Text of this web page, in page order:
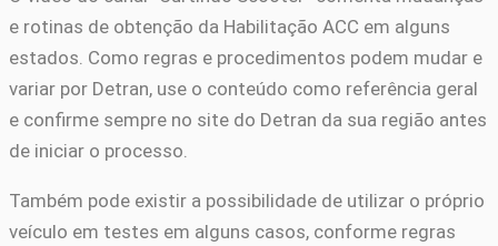
e rotinas de obtenção da Habilitação ACC em alguns
estados. Como regras e procedimentos podem mudar e
variar por Detran, use o conteúdo como referência geral
e confirme sempre no site do Detran da sua região antes
de iniciar o processo.
Também pode existir a possibilidade de utilizar o próprio
veículo em testes em alguns casos, conforme regras